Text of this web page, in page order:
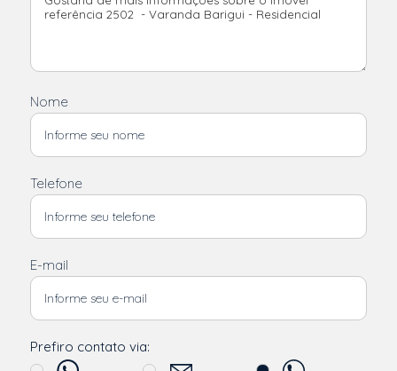
Nome
Telefone
E-mail
Prefiro contato via: